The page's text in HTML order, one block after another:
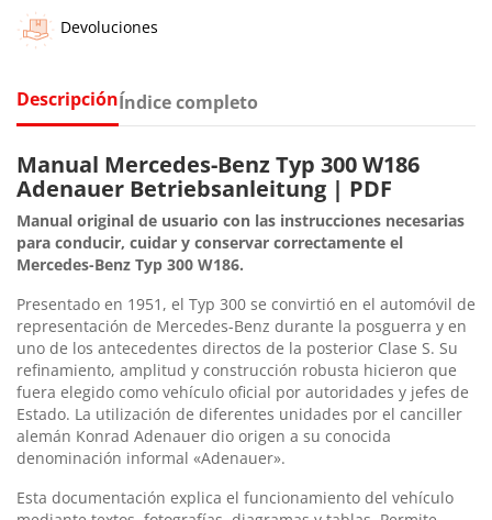
Devoluciones
DescripciónÍndice completo
Manual Mercedes-Benz Typ 300 W186
Adenauer Betriebsanleitung | PDF
Manual original de usuario con las instrucciones necesarias
para conducir, cuidar y conservar correctamente el
Mercedes-Benz Typ 300 W186.
Presentado en 1951, el Typ 300 se convirtió en el automóvil de
representación de Mercedes-Benz durante la posguerra y en
uno de los antecedentes directos de la posterior Clase S. Su
refinamiento, amplitud y construcción robusta hicieron que
fuera elegido como vehículo oficial por autoridades y jefes de
Estado. La utilización de diferentes unidades por el canciller
alemán Konrad Adenauer dio origen a su conocida
denominación informal «Adenauer».
Esta documentación explica el funcionamiento del vehículo